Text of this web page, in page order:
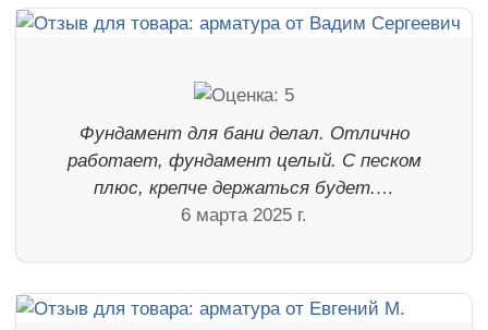
Фундамент для бани делал. Отлично
работает, фундамент целый. С песком
плюс, крепче держаться будет.…
6 марта 2025 г.